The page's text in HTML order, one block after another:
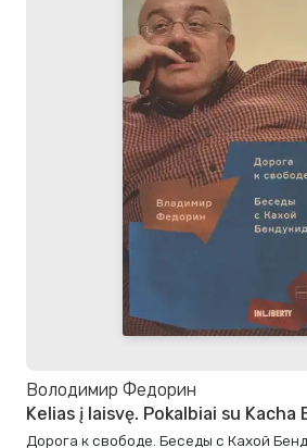
Володимир Федорин
Kelias į laisvę. Pokalbiai su Kacha
Дорога к свободе. Беседы с Кахой